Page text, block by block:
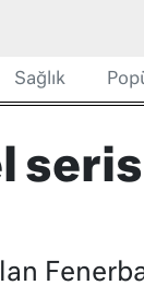
Sağlık